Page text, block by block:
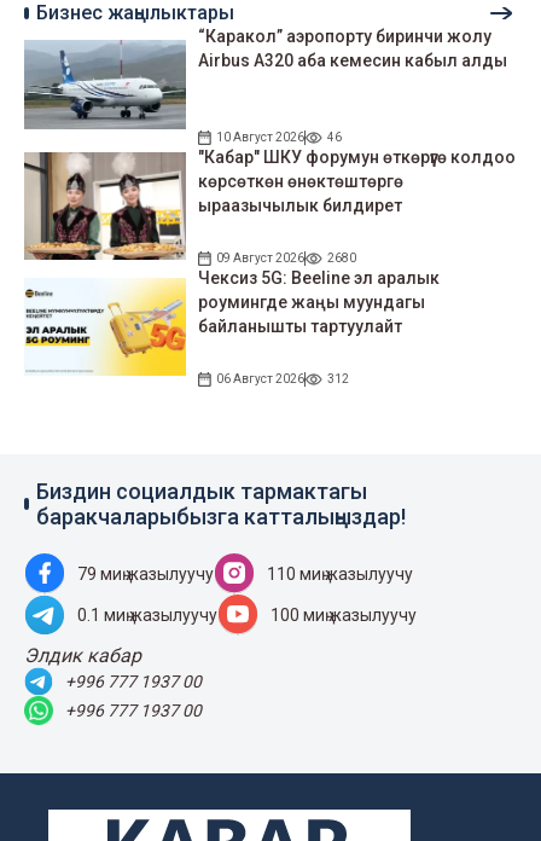
Бизнес жаңылыктары
“Каракол” аэропорту биринчи жолу
Airbus A320 аба кемесин кабыл алды
10 Август 2026 46
"Кабар" ШКУ форумун өткөрүүгө колдоо
көрсөткөн өнөктөштөргө
ыраазычылык билдирет
09 Август 2026 2680
Чексиз 5G: Beeline эл аралык
роумингде жаңы муундагы
байланышты тартуулайт
06 Август 2026 312
Биздин социалдык тармактагы
баракчаларыбызга катталыңыздар!
79 миң жазылуучу 110 миң жазылуучу
0.1 миң жазылуучу 100 миң жазылуучу
Элдик кабар
+996 777 1937 00
+996 777 1937 00